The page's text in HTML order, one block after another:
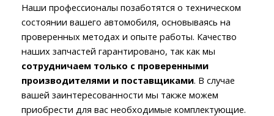
Наши профессионалы позаботятся о техническом
состоянии вашего автомобиля, основываясь на
проверенных методах и опыте работы. Качество
наших запчастей гарантировано, так как мы
сотрудничаем только с проверенными
производителями и поставщиками. В случае
вашей заинтересованности мы также можем
приобрести для вас необходимые комплектующие.